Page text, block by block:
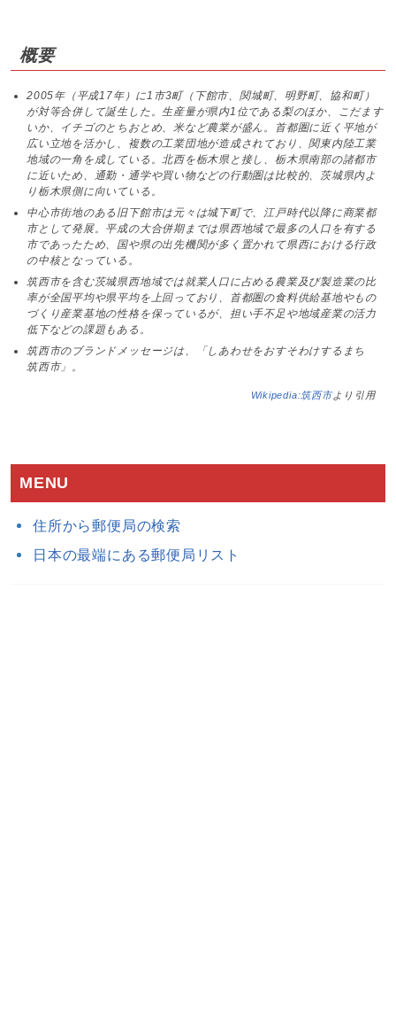
概要
2005年（平成17年）に1市3町（下館市、関城町、明野町、協和町）
が対等合併して誕生した。生産量が県内1位である梨のほか、こだます
いか、イチゴのとちおとめ、米など農業が盛ん。首都圏に近く平地が
広い立地を活かし、複数の工業団地が造成されており、関東内陸工業
地域の一角を成している。北西を栃木県と接し、栃木県南部の諸都市
に近いため、通勤・通学や買い物などの行動圏は比較的、茨城県内よ
り栃木県側に向いている。
中心市街地のある旧下館市は元々は城下町で、江戸時代以降に商業都
市として発展。平成の大合併期までは県西地域で最多の人口を有する
市であったため、国や県の出先機関が多く置かれて県西における行政
の中核となっている。
筑西市を含む茨城県西地域では就業人口に占める農業及び製造業の比
率が全国平均や県平均を上回っており、首都圏の食料供給基地やもの
づくり産業基地の性格を保っているが、担い手不足や地域産業の活力
低下などの課題もある。
筑西市のブランドメッセージは、「しあわせをおすそわけするまち
筑西市」。
Wikipedia:筑西市より引用
MENU
住所から郵便局の検索
日本の最端にある郵便局リスト